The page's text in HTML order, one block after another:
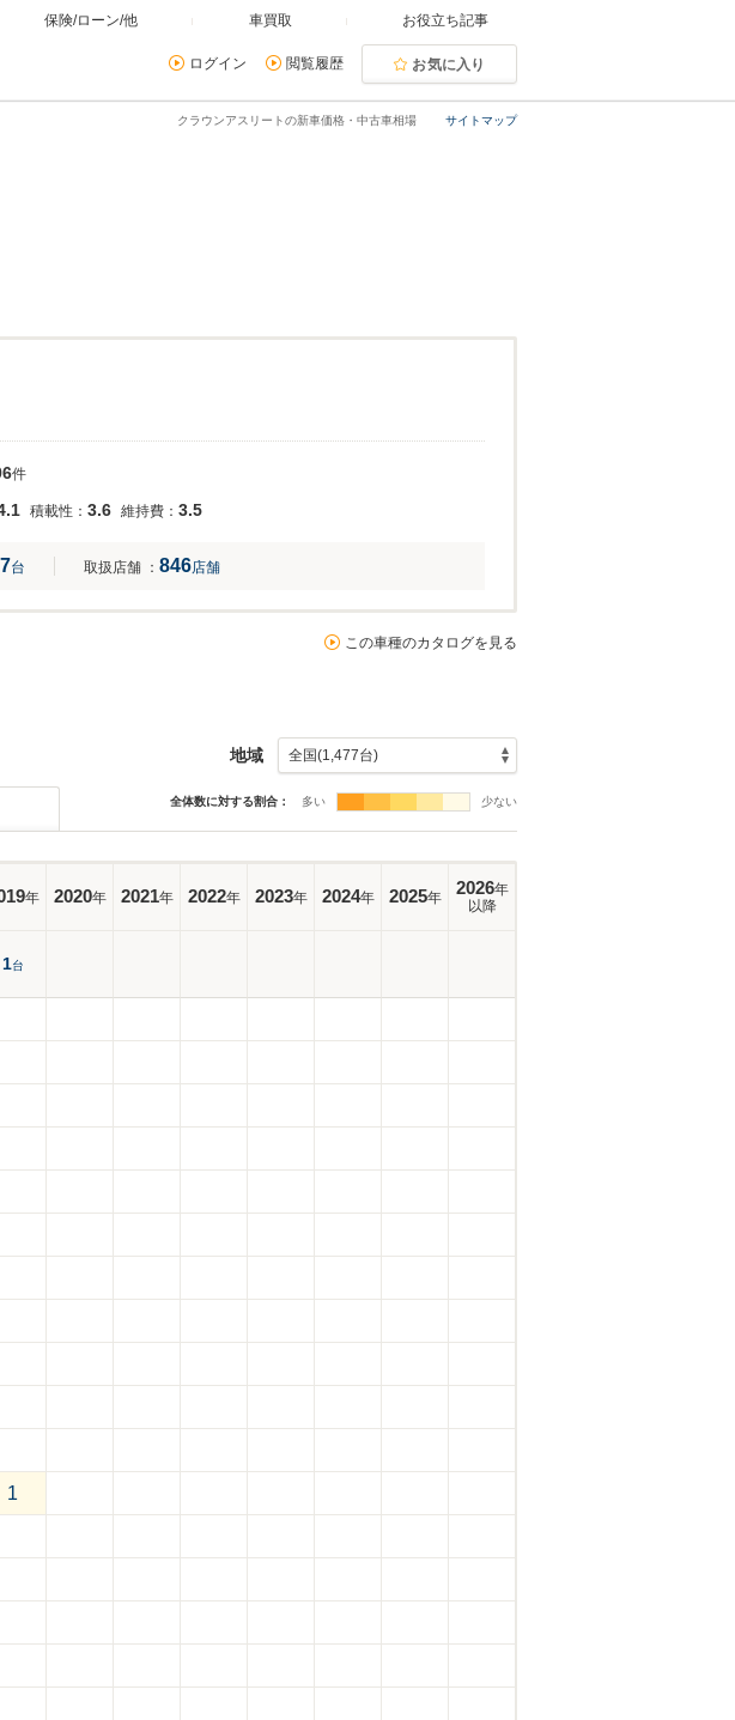
保険/ローン/他 車買取 お役立ち記事
ログイン 閲覧履歴 お気に入り
サイトマップ
クラウンアスリートの新車価格・中古車相場
件
積載性： 3.6 維持費： 3.5
台 取扱店舗 ： 846店舗
この車種のカタログを見る
地域
全体数に対する割合： 多い 少ない
年 2020年 2021年 2022年 2023年 2024年 2025年 2026年
以降
1台
1